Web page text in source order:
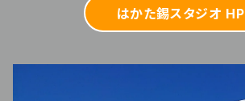
はかた錫スタジオ HP